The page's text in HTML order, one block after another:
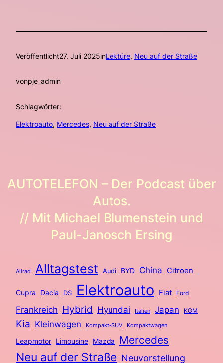
Veröffentlicht27. Juli 2025inLektüre, Neu auf der Straße
vonpje_admin
Schlagwörter:
Elektroauto, Mercedes, Neu auf der Straße
AUTOTELEFON – Der Podcast über
Autos.
// Mit Michael Blumenstein und
Paul-Janosch Ersing
Allrad Alltagstest Audi BYD China Citroen
Cupra Dacia DS Elektroauto Fiat Ford
Frankreich Hybrid Hyundai Italien Japan KGM
Kia Kleinwagen Kompakt-SUV Kompaktwagen
Leapmotor Limousine Mazda Mercedes
Neu auf der Straße Neuvorstellung